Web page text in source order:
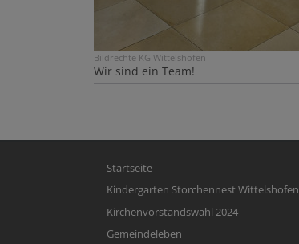
Bildrechte KG Wittelshofen
Wir sind ein Team!
Hauptnavigation
Startseite
Kindergarten Storchennest Wittelshofen
Kirchenvorstandswahl 2024
Gemeindeleben